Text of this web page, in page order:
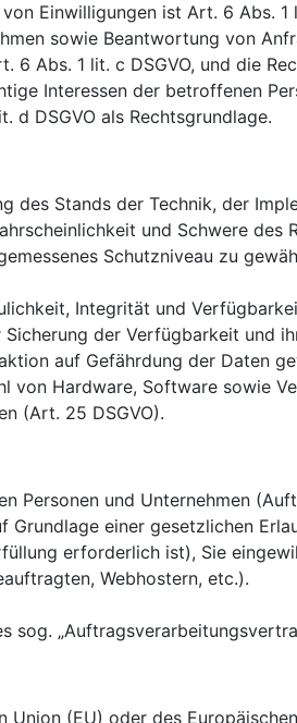
Einwilligungen ist Art. 6 Abs.
sowie Beantwortung von
Abs. 1 lit. c DSGVO, und die
Interessen der betroffenen
d DSGVO als Rechtsgrundlage.
des Stands der Technik, der
und Schwere des
Schutzniveau zu
Integrität und
der Verfügbarkeit und
auf Gefährdung der Daten
Hardware, Software sowie
(Art. 25 DSGVO).
Personen und Unternehmen
einer gesetzlichen
erforderlich ist), Sie
Webhostern, etc.).
(EU) oder des